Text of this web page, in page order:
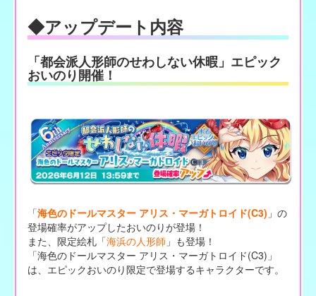
◆アップデート内容
「都会派人形師のせわしない休暇」エピック
おいのり開催！
「海色のドールマスター アリス・マーガトロイド(C3) 」の
登場確率がアップしたおいのりが登場！
また、限定絵札「海浜の人形師 」も登場！
「海色のドールマスター アリス・マーガトロイド(C3)」
は、エピックおいのり限定で登場するキャラクターです。